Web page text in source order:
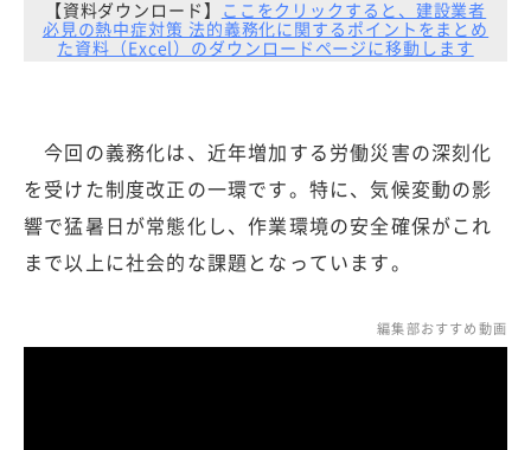
【資料ダウンロード】 ここをクリックすると、建設業者
必見の熱中症対策 法的義務化に関するポイントをまとめ
た資料（Excel）のダウンロードページに移動します
今回の義務化は、近年増加する労働災害の深刻化
を受けた制度改正の一環です。特に、気候変動の影
響で猛暑日が常態化し、作業環境の安全確保がこれ
まで以上に社会的な課題となっています。
編集部おすすめ動画